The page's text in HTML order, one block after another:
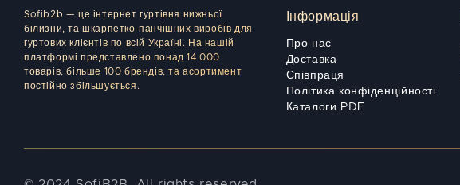
Sofib2b — це інтернет гуртівня нижньої
білизни, та шкарпетко-панчішних виробів для
гуртових клієнтів по всій Україні. На нашій
платформі представлено понад 14 000
товарів, більше 100 брендів, та асортимент
постійно збільшується.
Інформація
Про нас
Доставка
Співпраця
Політика конфіденційності
Каталоги PDF